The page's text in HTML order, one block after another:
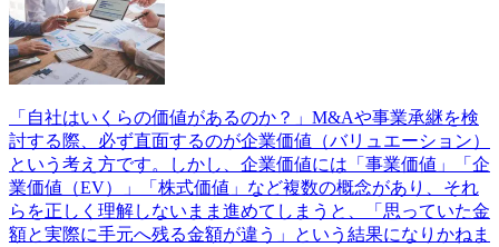
「自社はいくらの価値があるのか？」M&Aや事業承継を検
討する際、必ず直面するのが企業価値（バリュエーション）
という考え方です。しかし、企業価値には「事業価値」「企
業価値（EV）」「株式価値」など複数の概念があり、それ
らを正しく理解しないまま進めてしまうと、「思っていた金
額と実際に手元へ残る金額が違う」という結果になりかねま